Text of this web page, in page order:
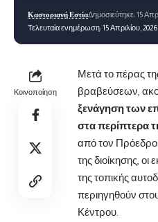
Τελευταία ενημέρωση: 15 Απριλίου,
Καστοριανή ΕστίαΔημοσιεύτηκε: 15
Κοινοποίηση
Μετά το πέρας
βραβεύσεων,
ξενάγηση των
στα περίπτερα
από τον Πρόεδρο
της διοίκησης, οι
της τοπικής
περιηγηθούν
Κέντρου.